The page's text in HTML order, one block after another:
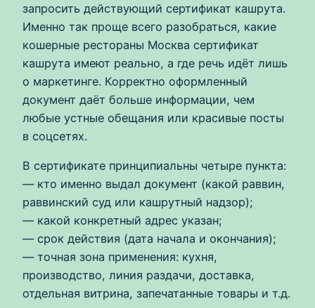
запросить действующий сертификат кашрута.
Именно так проще всего разобраться, какие
кошерные рестораны Москва сертификат
кашрута имеют реально, а где речь идёт лишь
о маркетинге. Корректно оформленный
документ даёт больше информации, чем
любые устные обещания или красивые посты
в соцсетях.
В сертификате принципиальны четыре пункта:
— кто именно выдал документ (какой раввин,
раввинский суд или кашрутный надзор);
— какой конкретный адрес указан;
— срок действия (дата начала и окончания);
— точная зона применения: кухня,
производство, линия раздачи, доставка,
отдельная витрина, запечатанные товары и т.д.